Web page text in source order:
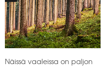
Näissä vaaleissa on paljon